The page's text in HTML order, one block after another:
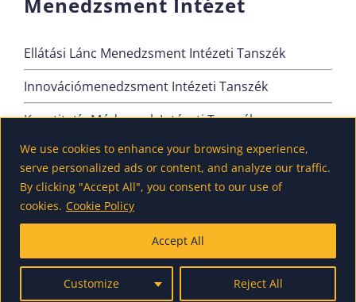
We use cookies to enhance your browsing experience,
serve personalized ads or content, and analyze our traffic.
By clicking "Accept All", you consent to our use of
cookies. Cookie Policy
Customize Reject All
Accept All
Ellátási Lánc Menedzsment Intézeti Tanszék
Innovációmenedzsment Intézeti Tanszék
Kvantitatív Módszerek Intézeti Tanszék
Szervezési és Vezetési Intézeti Tanszék